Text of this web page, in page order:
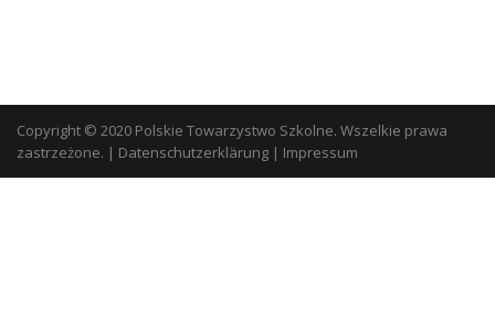
Copyright © 2020 Polskie Towarzystwo Szkolne. Wszelkie prawa
zastrzeżone. | Datenschutzerklärung | Impressum